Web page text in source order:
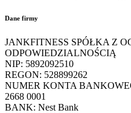
Dane firmy
JANKFITNESS SPÓŁKA Z
ODPOWIEDZIALNOŚCIĄ
NIP: 5892092510
REGON: 528899262
NUMER KONTA
2668 0001
BANK: Nest Bank